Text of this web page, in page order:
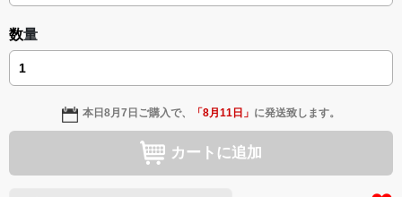
数量
本日8月7日 ご購入で、 「8月11日 」 に発送致します。
カートに追加